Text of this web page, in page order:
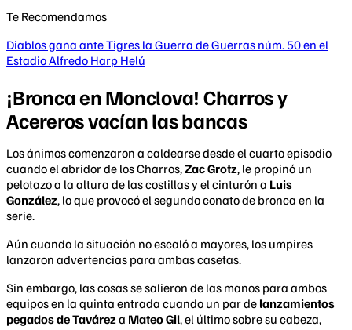
Te Recomendamos
Diablos gana ante Tigres la Guerra de Guerras núm. 50 en el
Estadio Alfredo Harp Helú
¡Bronca en Monclova! Charros y
Acereros vacían las bancas
Los ánimos comenzaron a caldearse desde el cuarto episodio
cuando el abridor de los Charros,Zac Grotz, le propinó un
pelotazo a la altura de las costillas y el cinturón a Luis
González, lo que provocó el segundo conato de bronca en la
serie.
Aún cuando la situación no escaló a mayores, los umpires
lanzaron advertencias para ambas casetas.
Sin embargo, las cosas se salieron de las manos para ambos
equipos en la quinta entrada cuando un par de lanzamientos
pegados de Tavárez a Mateo Gil, el último sobre su cabeza,